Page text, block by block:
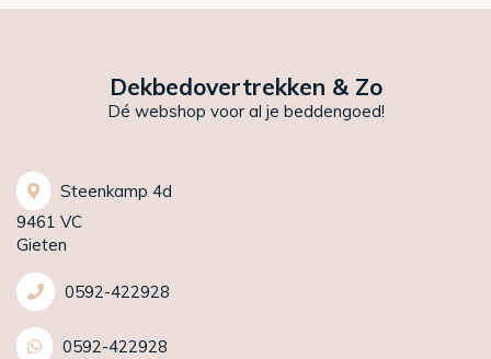
Dekbedovertrekken & Zo
Dé webshop voor al je beddengoed!
Steenkamp 4d
9461 VC
Gieten
0592-422928
0592-422928